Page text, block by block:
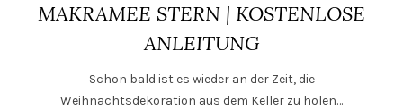
MAKRAMEE STERN | KOSTENLOSE
ANLEITUNG
Schon bald ist es wieder an der Zeit, die
Weihnachtsdekoration aus dem Keller zu holen…